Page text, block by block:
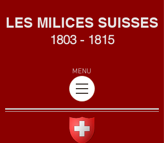
LES MILICES SUISSES
1803 - 1815
MENU